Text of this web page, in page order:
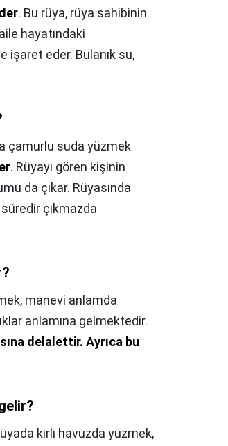
. Bu rüya, rüya sahibinin
hayatındaki
işaret eder. Bulanık su,
çamurlu suda yüzmek
. Rüyayı gören kişinin
da çıkar. Rüyasında
çıkmazda
manevi anlamda
anlamına gelmektedir.
delalettir. Ayrıca bu
kirli havuzda yüzmek,